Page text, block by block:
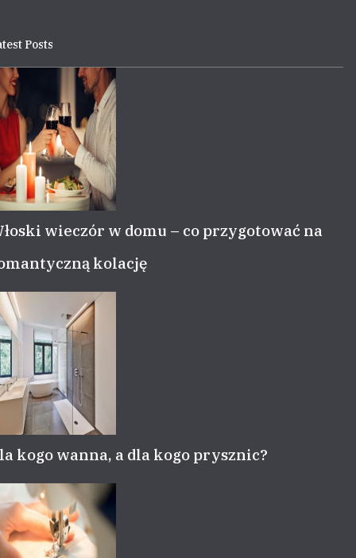
Posts
wieczór w domu – co przygotować na
kolację
kogo wanna, a dla kogo prysznic?